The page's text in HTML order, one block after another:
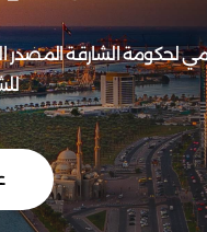
لحكومة الشارقة المصدر